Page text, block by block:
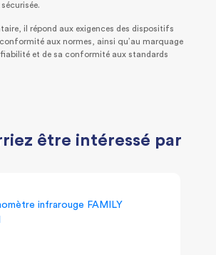
il répond aux exigences des dispositifs
aux normes, ainsi qu’au marquage
et de sa conformité aux standards
être intéressé par